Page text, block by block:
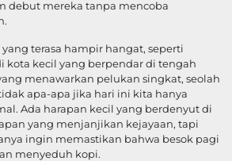
debut mereka tanpa mencoba
terasa hampir hangat, seperti
kota kecil yang berpendar di tengah
menawarkan pelukan singkat, seolah
apa-apa jika hari ini kita hanya
Ada harapan kecil yang berdenyut di
yang menjanjikan kejayaan, tapi
ingin memastikan bahwa besok pagi
menyeduh kopi.